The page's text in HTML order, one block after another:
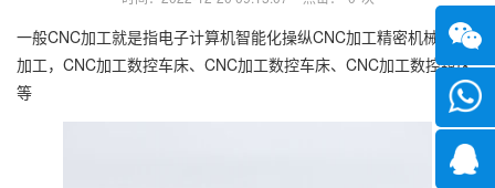
一般CNC加工就是指电子计算机智能化操纵CNC加工精密机械设备
加工，CNC加工数控车床、CNC加工数控车床、CNC加工数控镗床
等
微信